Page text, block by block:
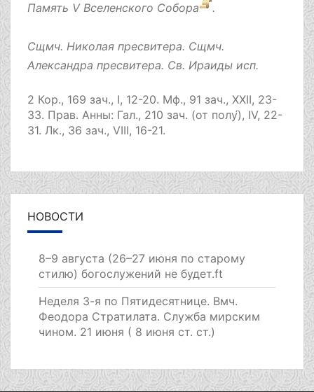
Память V Вселенского Собора .
Сщмч. Николая пресвитера. Сщмч.
Александра пресвитера. Св. Ираиды исп.
2 Кор., 169 зач., I, 12-20. Мф., 91 зач., XXII, 23-
33. Прав. Анны: Гал., 210 зач. (от полу́), IV, 22-
31. Лк., 36 зач., VIII, 16-21.
НОВОСТИ
8–9 августа (26–27 июня по старому
стилю) богослужений не будет.ft
Неделя 3-я по Пятидесятнице. Вмч.
Феодора Стратилата. Служба мирским
чином. 21 июня ( 8 июня ст. ст.)